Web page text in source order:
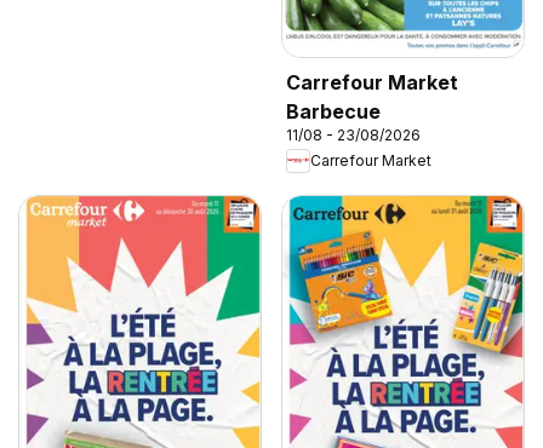
Carrefour Market
Barbecue
11/08 - 23/08/2026
Carrefour Market